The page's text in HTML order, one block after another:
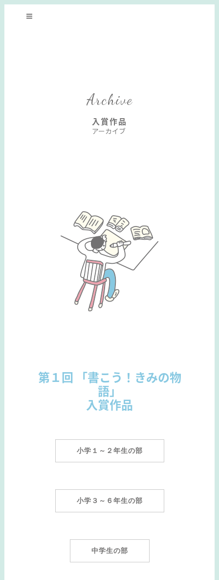
Archive
入賞作品
アーカイブ
第１回 「書こう！きみの物
語」
入賞作品
小学１～２年生の部
小学３～６年生の部
中学生の部